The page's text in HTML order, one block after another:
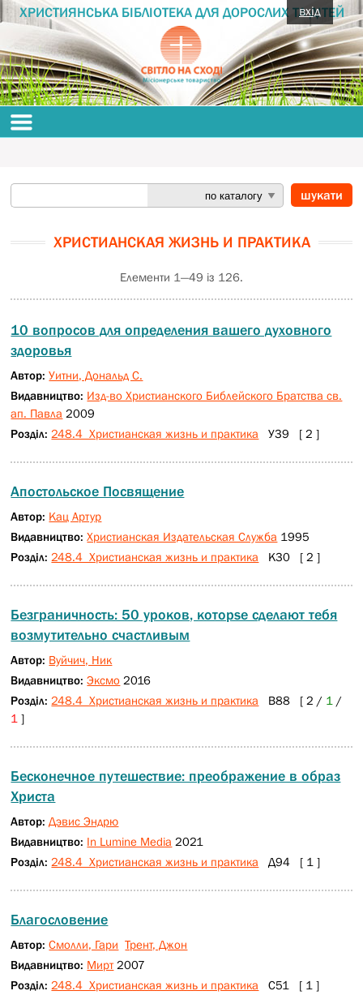
ХРИСТИЯНСЬКА БІБЛІОТЕКА ДЛЯ ДОРОСЛИХ ТА ДІТЕЙ
ХРИСТИАНСКАЯ ЖИЗНЬ И ПРАКТИКА
Елементи 1—49 із 126.
10 вопросов для определения вашего духовного
здоровья
Автор:Уитни, Дональд С.
Видавництво: Изд-во Христианского Библейского Братства св.
ап. Павла 2009
Розділ: 248.4 Христианская жизнь и практика У39 [ 2 ]
Апостольское Посвящение
Автор: Кац Артур
Видавництво:Христианская Издательская Служба 1995
Розділ: 248.4 Христианская жизнь и практика К30 [ 2 ]
Безграничность: 50 уроков, которsе сделают тебя
возмутительно счастливым
Автор: Вуйчич, Ник
Видавництво:Эксмо 2016
Розділ: 248.4 Христианская жизнь и практика В88 [ 2 / 1 /
1]
Бесконечное путешествие: преображение в образ
Христа
Автор:Дэвис Эндрю
Видавництво: In Lumine Media 2021
Розділ: 248.4 Христианская жизнь и практика Д94 [ 1 ]
Благословение
Автор:Смолли, Гари Трент, Джон
Видавництво: Мирт2007
Розділ: 248.4 Христианская жизнь и практика С51 [ 1 ]
вхід